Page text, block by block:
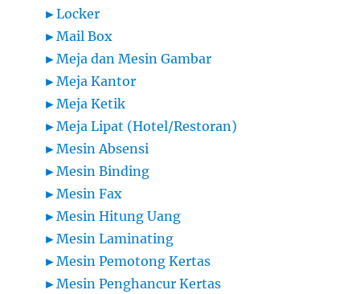
►Locker
►Mail Box
►Meja dan Mesin Gambar
►Meja Kantor
►Meja Ketik
►Meja Lipat (Hotel/Restoran)
►Mesin Absensi
►Mesin Binding
►Mesin Fax
►Mesin Hitung Uang
►Mesin Laminating
►Mesin Pemotong Kertas
►Mesin Penghancur Kertas